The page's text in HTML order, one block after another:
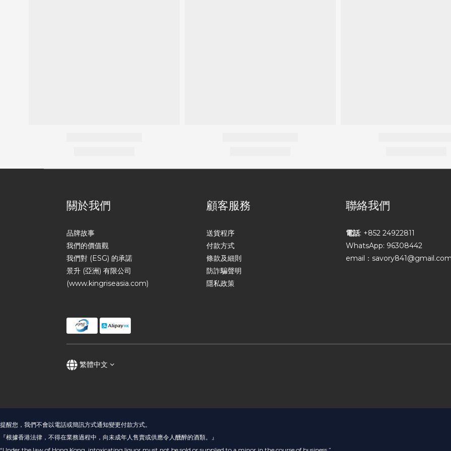
關於我們
品牌故事
我們的價值觀
我們對 (ESG) 的承諾
景升 (亞洲) 有限公司
(www.kingriseasia.com)
顧客服務
送貨程序
付款方式
條款及細則
防詐騙聲明
隱私政策
聯絡我們
電話: +852 24922811
WhatsApp: 96308442
email：
繁體中文
提醒您，我們不會以電話或簡訊方式通知變更付款方式。
『根據香港法律，不得在業務過程中，向未成年人售賣或供應令人醺醉的酒類。』